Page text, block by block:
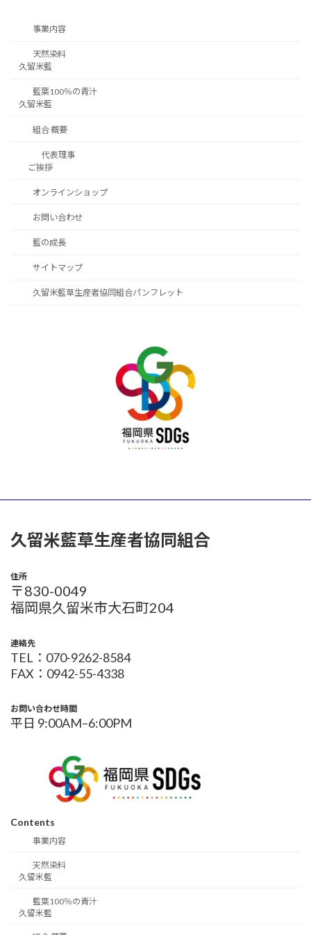
事業内容
天然染料
久留米藍
藍葉100％の青汁
久留米藍
組合 概要
代表理事
ご挨拶
オンラインショップ
お問い合わせ
藍の成長
サイトマップ
久留米藍草生産者協同組合パンフレット
久留米藍草生産者協同組合
住所
〒830-0049
福岡県久留米市大石町204
連絡先
TEL：070-9262-8584
FAX：0942-55-4338
お問い合わせ時間
平日 9:00AM–6:00PM
Contents
事業内容
天然染料
久留米藍
藍葉100％の青汁
久留米藍